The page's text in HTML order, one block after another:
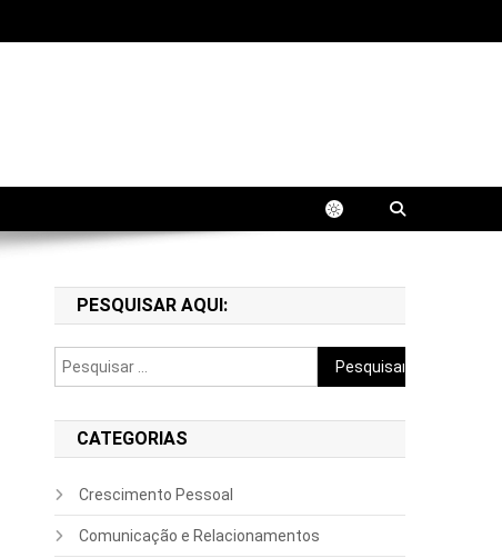
PESQUISAR AQUI:
Pesquisar
por:
CATEGORIAS
Crescimento Pessoal
Comunicação e Relacionamentos